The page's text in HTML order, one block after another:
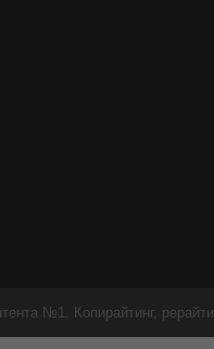
№1. Копирайтинг,